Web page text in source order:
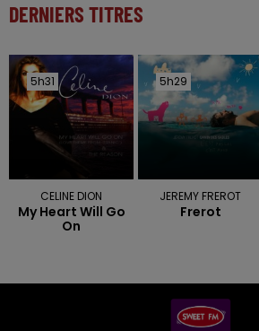
DERNIERS TITRES
5h31
5h31
CELINE DION
My Heart Will Go
On
5h29
5h29
JEREMY FREROT
Frerot